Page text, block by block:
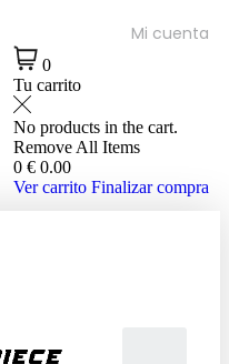
Mi cuenta
0
Tu carrito
No products in the cart.
Remove All Items
0 € 0.00
Ver carrito Finalizar compra